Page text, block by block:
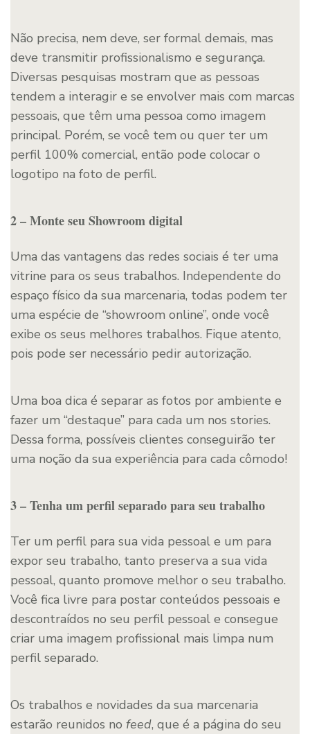
Não precisa, nem deve, ser formal demais, mas
deve transmitir profissionalismo e segurança.
Diversas pesquisas mostram que as pessoas
tendem a interagir e se envolver mais com marcas
pessoais, que têm uma pessoa como imagem
principal. Porém, se você tem ou quer ter um
perfil 100% comercial, então pode colocar o
logotipo na foto de perfil.
2 – Monte seu Showroom digital
Uma das vantagens das redes sociais é ter uma
vitrine para os seus trabalhos. Independente do
espaço físico da sua marcenaria, todas podem ter
uma espécie de “showroom online”, onde você
exibe os seus melhores trabalhos. Fique atento,
pois pode ser necessário pedir autorização.
Uma boa dica é separar as fotos por ambiente e
fazer um “destaque” para cada um nos stories.
Dessa forma, possíveis clientes conseguirão ter
uma noção da sua experiência para cada cômodo!
3 – Tenha um perfil separado para seu trabalho
Ter um perfil para sua vida pessoal e um para
expor seu trabalho, tanto preserva a sua vida
pessoal, quanto promove melhor o seu trabalho.
Você fica livre para postar conteúdos pessoais e
descontraídos no seu perfil pessoal e consegue
criar uma imagem profissional mais limpa num
perfil separado.
Os trabalhos e novidades da sua marcenaria
estarão reunidos no feed, que é a página do seu